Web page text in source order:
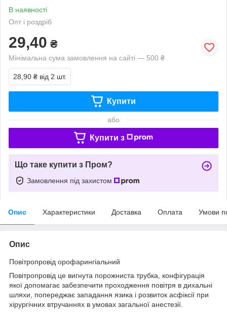
В наявності
Опт і роздріб
29,40 ₴
Мінімальна сума замовлення на сайті — 500 ₴
28,90 ₴ від 2 шт.
Купити
або
Купити з
Що таке купити з Пром?
Замовлення під захистом
Опис Характеристики Доставка Оплата Умови
Опис
Повітропровід орофарингіальний
Повітропровід це вигнута порожниста трубка, конфігурація
якої допомагає забезпечити проходження повітря в дихальні
шляхи, попереджає западання язика і розвиток асфіксії при
хірургічних втручаннях в умовах загальної анестезії.